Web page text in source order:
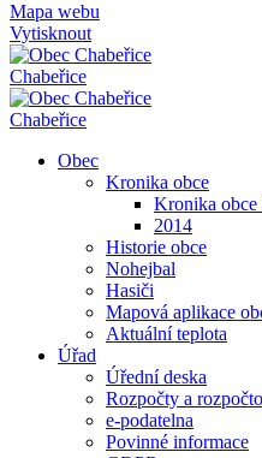
Mapa webu
Vytisknout
Chabeřice
Chabeřice
Obec
Kronika obce
Kronika obce
2014
Historie obce
Nohejbal
Hasiči
Mapová aplikace
Aktuální teplota
Úřad
Úřední deska
Rozpočty a
e-podatelna
Povinné informace